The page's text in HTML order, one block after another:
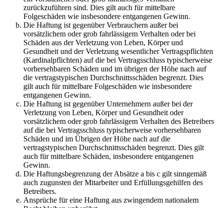
zurückzuführen sind. Dies gilt auch für mittelbare
Folgeschäden wie insbesondere entgangenen Gewinn.
Die Haftung ist gegenüber Verbrauchern außer bei
vorsätzlichem oder grob fahrlässigem Verhalten oder bei
Schäden aus der Verletzung von Leben, Körper und
Gesundheit und der Verletzung wesentlicher Vertragspflichten
(Kardinalpflichten) auf die bei Vertragsschluss typischerweise
vorhersehbaren Schäden und im übrigen der Höhe nach auf
die vertragstypischen Durchschnittsschäden begrenzt. Dies
gilt auch für mittelbare Folgeschäden wie insbesondere
entgangenen Gewinn.
Die Haftung ist gegenüber Unternehmern außer bei der
Verletzung von Leben, Körper und Gesundheit oder
vorsätzlichem oder grob fahrlässigem Verhalten des Betreibers
auf die bei Vertragsschluss typischerweise vorhersehbaren
Schäden und im Übrigen der Höhe nach auf die
vertragstypischen Durchschnittsschäden begrenzt. Dies gilt
auch für mittelbare Schäden, insbesondere entgangenen
Gewinn.
Die Haftungsbegrenzung der Absätze a bis c gilt sinngemäß
auch zugunsten der Mitarbeiter und Erfüllungsgehilfen des
Betreibers.
Ansprüche für eine Haftung aus zwingendem nationalem